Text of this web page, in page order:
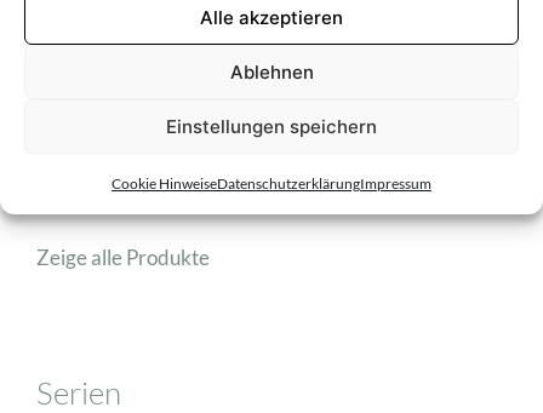
Alle akzeptieren
Ablehnen
Einstellungen speichern
Cookie HinweiseDatenschutzerklärungImpressum
Filter zurücksetzen
Zeige alle Produkte
Serien